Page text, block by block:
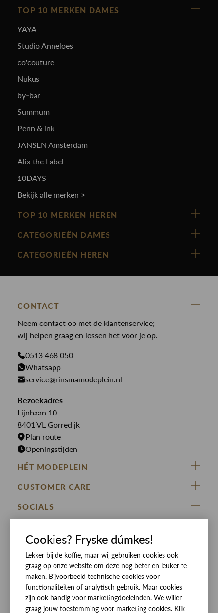
TOP 10 MERKEN DAMES
YAYA
Studio Anneloes
co'couture
Nukus
by-bar
Summum
Penn & ink
JANSEN Amsterdam
Alix the Label
10DAYS
Bekijk alle merken >
TOP 10 MERKEN HEREN
Vanguard
Cast Iron
Paul en Shark
Genti
PME Legend
Butcher of Blue
Bekijk alle merken >
CATEGORIEËN DAMES
Nieuw binnen
Blouses
Broeken
Gilets
Jassen
Jeans
Jumpsuits
Jurken
Rokken
CATEGORIEËN HEREN
Broeken
Colberts
Giftcards
Jassen
Overhemden
Truien
T-shirts
CONTACT
Neem contact op met de klantenservice;
wij helpen graag en lossen het voor je op.
0513 468 050
Whatsapp
service@rinsmamodeplein.nl
Bezoekadres
Lijnbaan 10
8401 VL Gorredijk
Plan route
Openingstijden
HÉT MODEPLEIN
ZIJ VAN RINSMA
DE HEEREN VAN RINSMA
RINSMA.CONCEPTS
Eten en drinken
Openingstijden
Werken bij RINSMA
CUSTOMER CARE
Veelgestelde vragen
Betaalmethoden
Bezorgen
Contact
Reviews
SOCIALS
Cookies? Fryske dúmkes!
Lekker bij de koffie, maar wij gebruiken cookies ook
graag op onze website om deze nog beter en leuker te
maken. Bijvoorbeeld technische cookies voor
functionaliteiten of analytisch gebruik. Maar cookies
zijn ook handig voor marketingdoeleinden. We willen
graag jouw toestemming voor marketing cookies. Klik